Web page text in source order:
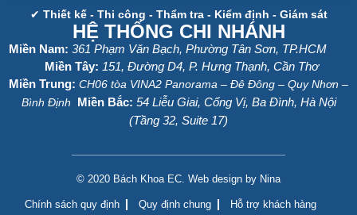
✔ Thiết kế - Thi công - Thẩm tra - Kiểm định - Giám sát
HỆ THỐNG CHI NHÁNH
Miền Nam: 361 Phạm Văn Bạch, Phường Tân Sơn, TP.HCM
Miền Tây: 151, Đường D4, P. Hưng Thạnh, Cần Thơ
Miền Trung: CH06 tòa VINA2 Panorama – Đê Đông – Quy Nhơn –
Bình Định
Miền Bắc: 54 Liễu Giai, Cống Vị, Ba Đình, Hà Nội
(Tầng 32, Suite 17)
© 2020 Bách Khoa EC. Web design by Nina
Chính sách quy định Quy định chung Hỗ trợ khách hàng